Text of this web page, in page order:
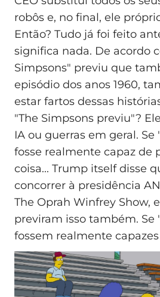
robôs e, no final, ele
Então? Tudo já foi feito
significa nada. De acordo
Simpsons" previu que
episódio dos anos 1960,
estar fartos dessas
"The Simpsons previu"?
IA ou guerras em geral. Se
fosse realmente capaz de
coisa... Trump itself disse
concorrer à presidência
The Oprah Winfrey Show,
previram isso também. Se
fossem realmente